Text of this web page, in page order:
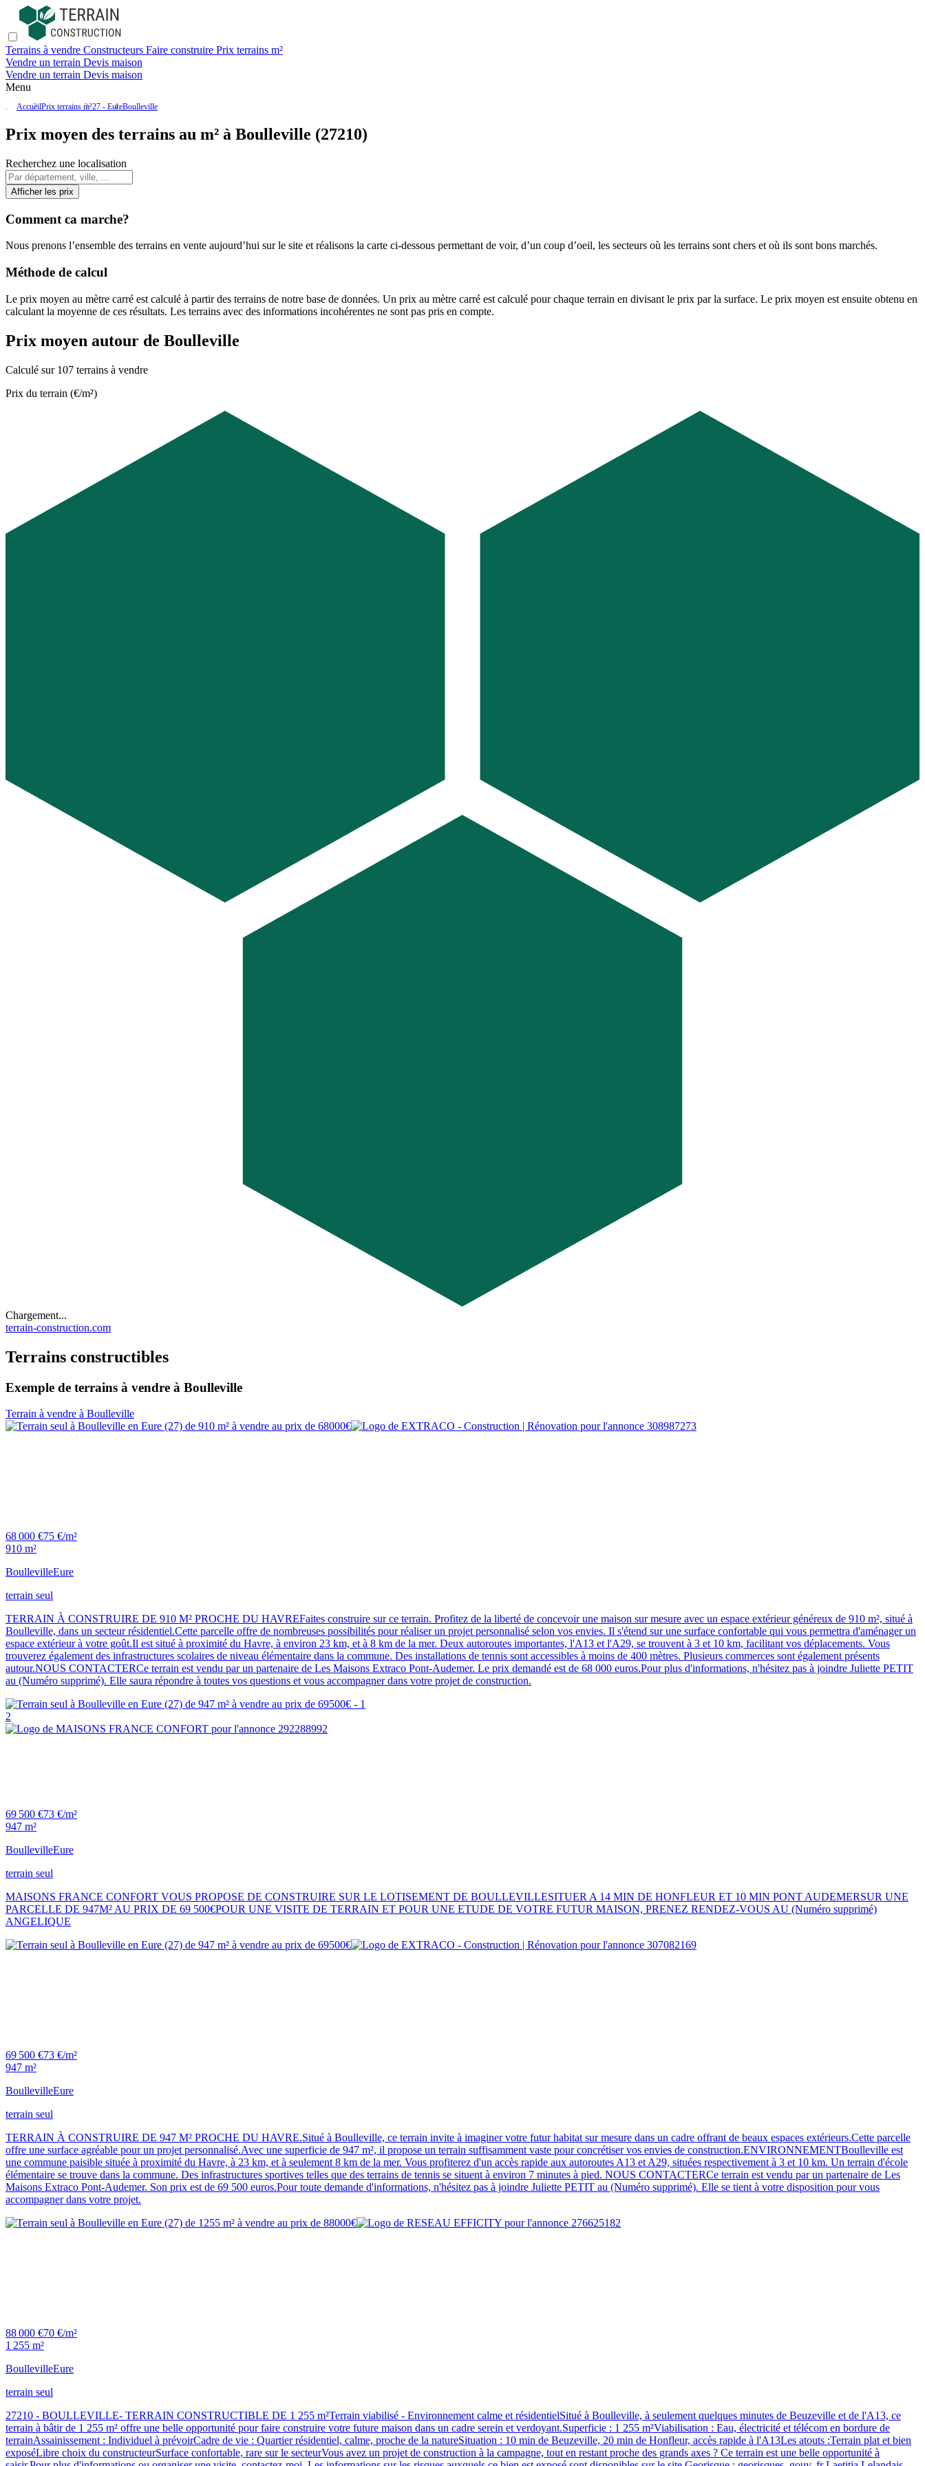
Terrains à vendre Constructeurs Faire construire Prix terrains m²
Vendre un terrain Devis maison
Vendre un terrain Devis maison
Menu
AccueilPrix terrains m²27 - EureBoulleville
Prix moyen des terrains au m² à Boulleville (27210)
Recherchez une localisation
Afficher les prix
Comment ca marche?
Nous prenons l’ensemble des terrains en vente aujourd’hui sur le site et réalisons la carte ci-dessous permettant de voir, d’un coup d’oeil, les secteurs où les terrains sont chers et où ils sont bons marchés.
Méthode de calcul
Le prix moyen au mètre carré est calculé à partir des terrains de notre base de données. Un prix au mètre carré est calculé pour chaque terrain en divisant le prix par la surface. Le prix moyen est ensuite obtenu en
calculant la moyenne de ces résultats. Les terrains avec des informations incohérentes ne sont pas pris en compte.
Prix moyen autour de Boulleville
Calculé sur 107 terrains à vendre
Prix du terrain (€/m²)
Chargement...
terrain-construction.com
Terrains constructibles
Exemple de terrains à vendre à Boulleville
Terrain à vendre à Boulleville
68 000 €75 €/m²
910 m²
BoullevilleEure
terrain seul
TERRAIN À CONSTRUIRE DE 910 M² PROCHE DU HAVREFaites construire sur ce terrain. Profitez de la liberté de concevoir une maison sur mesure avec un espace extérieur généreux de 910 m², situé à
Boulleville, dans un secteur résidentiel.Cette parcelle offre de nombreuses possibilités pour réaliser un projet personnalisé selon vos envies. Il s'étend sur une surface confortable qui vous permettra d'aménager un
espace extérieur à votre goût.Il est situé à proximité du Havre, à environ 23 km, et à 8 km de la mer. Deux autoroutes importantes, l'A13 et l'A29, se trouvent à 3 et 10 km, facilitant vos déplacements. Vous
trouverez également des infrastructures scolaires de niveau élémentaire dans la commune. Des installations de tennis sont accessibles à moins de 400 mètres. Plusieurs commerces sont également présents
autour.NOUS CONTACTERCe terrain est vendu par un partenaire de Les Maisons Extraco Pont-Audemer. Le prix demandé est de 68 000 euros.Pour plus d'informations, n'hésitez pas à joindre Juliette PETIT
au (Numéro supprimé). Elle saura répondre à toutes vos questions et vous accompagner dans votre projet de construction.
2
69 500 €73 €/m²
947 m²
BoullevilleEure
terrain seul
MAISONS FRANCE CONFORT VOUS PROPOSE DE CONSTRUIRE SUR LE LOTISEMENT DE BOULLEVILLESITUER A 14 MIN DE HONFLEUR ET 10 MIN PONT AUDEMERSUR UNE
PARCELLE DE 947M² AU PRIX DE 69 500€POUR UNE VISITE DE TERRAIN ET POUR UNE ETUDE DE VOTRE FUTUR MAISON, PRENEZ RENDEZ-VOUS AU (Numéro supprimé)
ANGELIQUE
69 500 €73 €/m²
947 m²
BoullevilleEure
terrain seul
TERRAIN À CONSTRUIRE DE 947 M² PROCHE DU HAVRE.Situé à Boulleville, ce terrain invite à imaginer votre futur habitat sur mesure dans un cadre offrant de beaux espaces extérieurs.Cette parcelle
offre une surface agréable pour un projet personnalisé.Avec une superficie de 947 m², il propose un terrain suffisamment vaste pour concrétiser vos envies de construction.ENVIRONNEMENTBoulleville est
une commune paisible située à proximité du Havre, à 23 km, et à seulement 8 km de la mer. Vous profiterez d'un accès rapide aux autoroutes A13 et A29, situées respectivement à 3 et 10 km. Un terrain d'école
élémentaire se trouve dans la commune. Des infrastructures sportives telles que des terrains de tennis se situent à environ 7 minutes à pied. NOUS CONTACTERCe terrain est vendu par un partenaire de Les
Maisons Extraco Pont-Audemer. Son prix est de 69 500 euros.Pour toute demande d'informations, n'hésitez pas à joindre Juliette PETIT au (Numéro supprimé). Elle se tient à votre disposition pour vous
accompagner dans votre projet.
88 000 €70 €/m²
1 255 m²
BoullevilleEure
terrain seul
27210 - BOULLEVILLE- TERRAIN CONSTRUCTIBLE DE 1 255 m²Terrain viabilisé - Environnement calme et résidentielSitué à Boulleville, à seulement quelques minutes de Beuzeville et de l'A13, ce
terrain à bâtir de 1 255 m² offre une belle opportunité pour faire construire votre future maison dans un cadre serein et verdoyant.Superficie : 1 255 m²Viabilisation : Eau, électricité et télécom en bordure de
terrainAssainissement : Individuel à prévoirCadre de vie : Quartier résidentiel, calme, proche de la natureSituation : 10 min de Beuzeville, 20 min de Honfleur, accès rapide à l'A13Les atouts :Terrain plat et bien
exposéLibre choix du constructeurSurface confortable, rare sur le secteurVous avez un projet de construction à la campagne, tout en restant proche des grands axes ? Ce terrain est une belle opportunité à